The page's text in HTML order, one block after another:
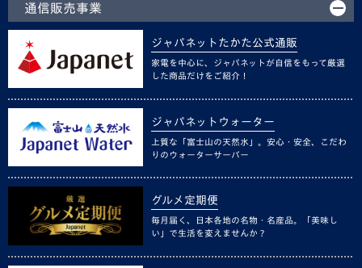
通信販売事業
ジャパネットたかた公式通販
家電を中心に、ジャパネットが自信をもって厳選
した商品だけをご紹介！
ジャパネットウォーター
上質な「富士山の天然水」。安心・安全、こだわ
りのウォーターサーバー
グルメ定期便
毎月届く、日本各地の名物・名産品。「美味し
い」で生活を変えませんか？